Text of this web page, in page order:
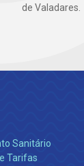
de Valadares.
Sanitário
Tarifas